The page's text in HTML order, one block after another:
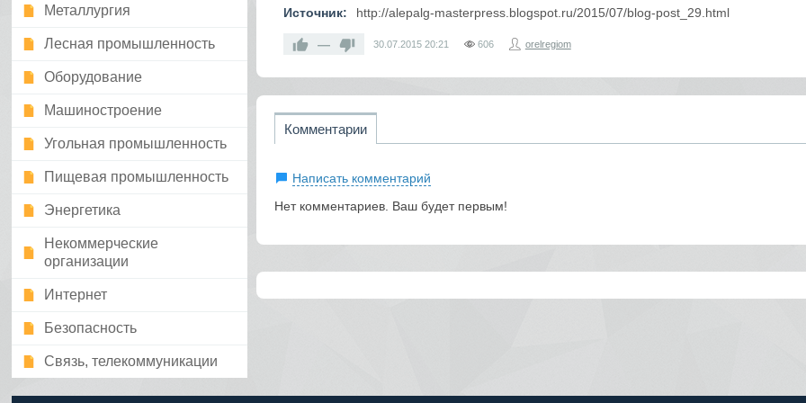
Металлургия
Лесная промышленность
Оборудование
Машиностроение
Угольная промышленность
Пищевая промышленность
Энергетика
Некоммерческие
организации
Интернет
Безопасность
Связь, телекоммуникации
Источник: http://alepalg-masterpress.blogspot.ru/2015/07/blog-post_29.html
— 30.07.2015 20:21 606 orelregiom
Комментарии
Написать комментарий
Нет комментариев. Ваш будет первым!